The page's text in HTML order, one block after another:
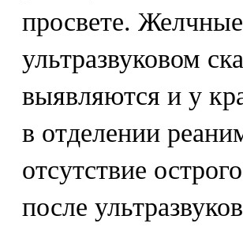
просвете.
ультразвуковом
выявляются и у
в отделении
отсутствие
после